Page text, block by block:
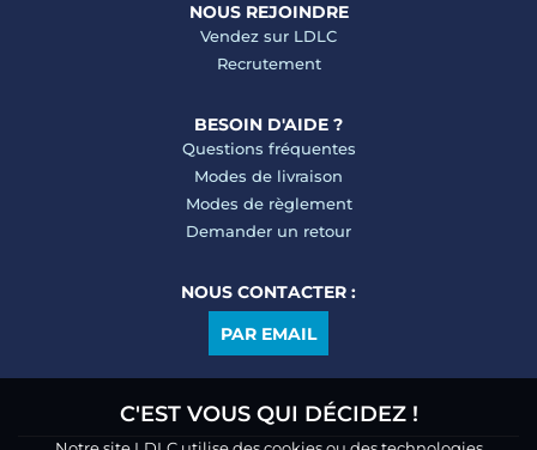
NOUS REJOINDRE
Vendez sur LDLC
Recrutement
BESOIN D'AIDE ?
Questions fréquentes
Modes de livraison
Modes de règlement
Demander un retour
NOUS CONTACTER :
PAR EMAIL
C'EST VOUS QUI DÉCIDEZ !